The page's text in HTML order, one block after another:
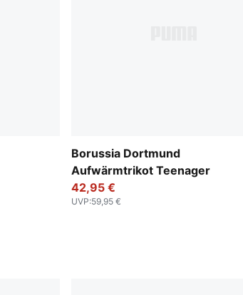
Borussia Dortmund
Aufwärmtrikot Teenager
42,95 €
UVP:59,95 €